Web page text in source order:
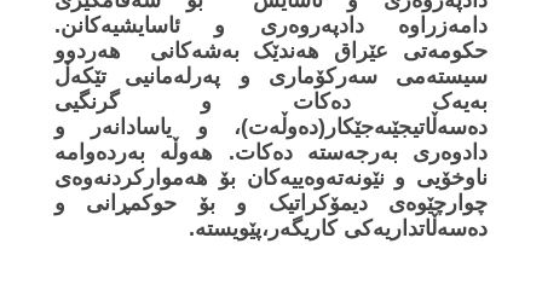
دامەزراوە دادپەروەری و ئاسایشیەکانن.
حکومەتی عێراق هەندێک بەشەکانی هەردوو
سیستەمی سەرکۆماری و پەرلەمانیی تێکەڵ
بەیەک دەکات و گرنگیی
دەسەڵاتیجێىەجێکار(دەوڵەت)، و یاسادانەر و
دادوەری بەرجەستە دەکات. هەوڵە بەردەوامە
ناوخۆیی و نێونەتەوەییەکان بۆ هەموارکردنەوەی
چوارچێوەی دیمۆکراتیک و بۆ حوکمڕانی و
دەسەڵاتداریەکی کاریگەر،پێویستە.